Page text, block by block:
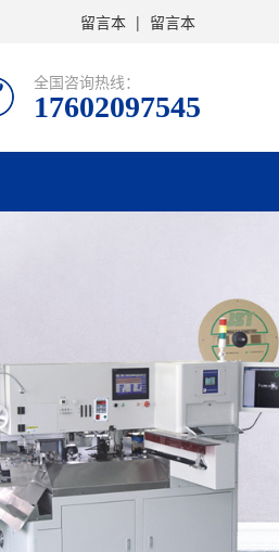
留言本 | 留言本
全国咨询热线：
17602097545